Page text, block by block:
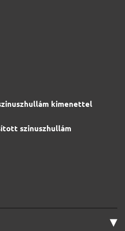
kimenettel
szinuszhullám
▾